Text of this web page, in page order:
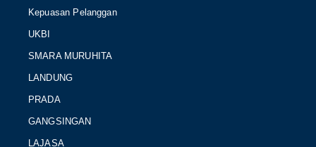
Kepuasan Pelanggan
UKBI
SMARA MURUHITA
LANDUNG
PRADA
GANGSINGAN
LAJASA